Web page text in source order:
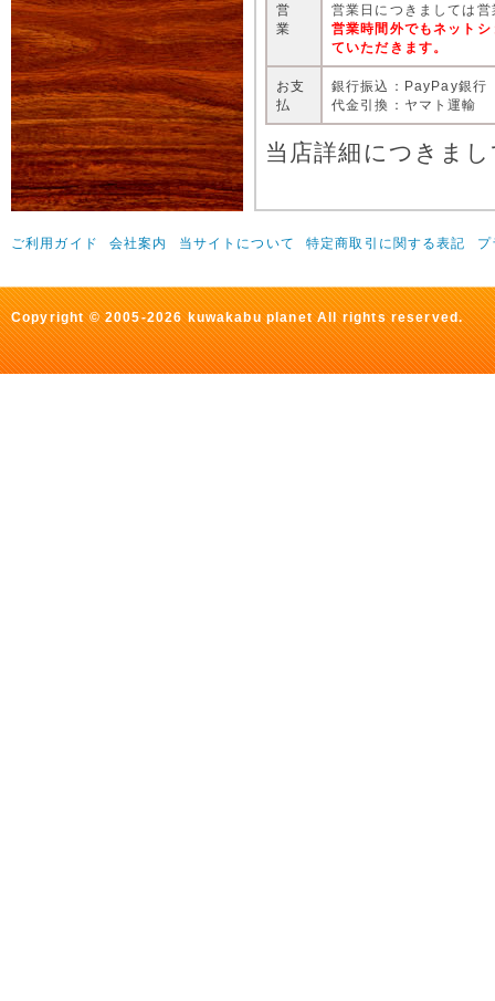
営
業
営業日につきましては
営業時間外でもネット
ていただきます。
お支
払
銀行振込：PayPay銀行
代金引換：ヤマト運輸
当店詳細につきま
ご利用ガイド 会社案内 当サイトについて 特定商取引に関する表記 プ
Copyright © 2005-2026 kuwakabu planet All rights reserved.